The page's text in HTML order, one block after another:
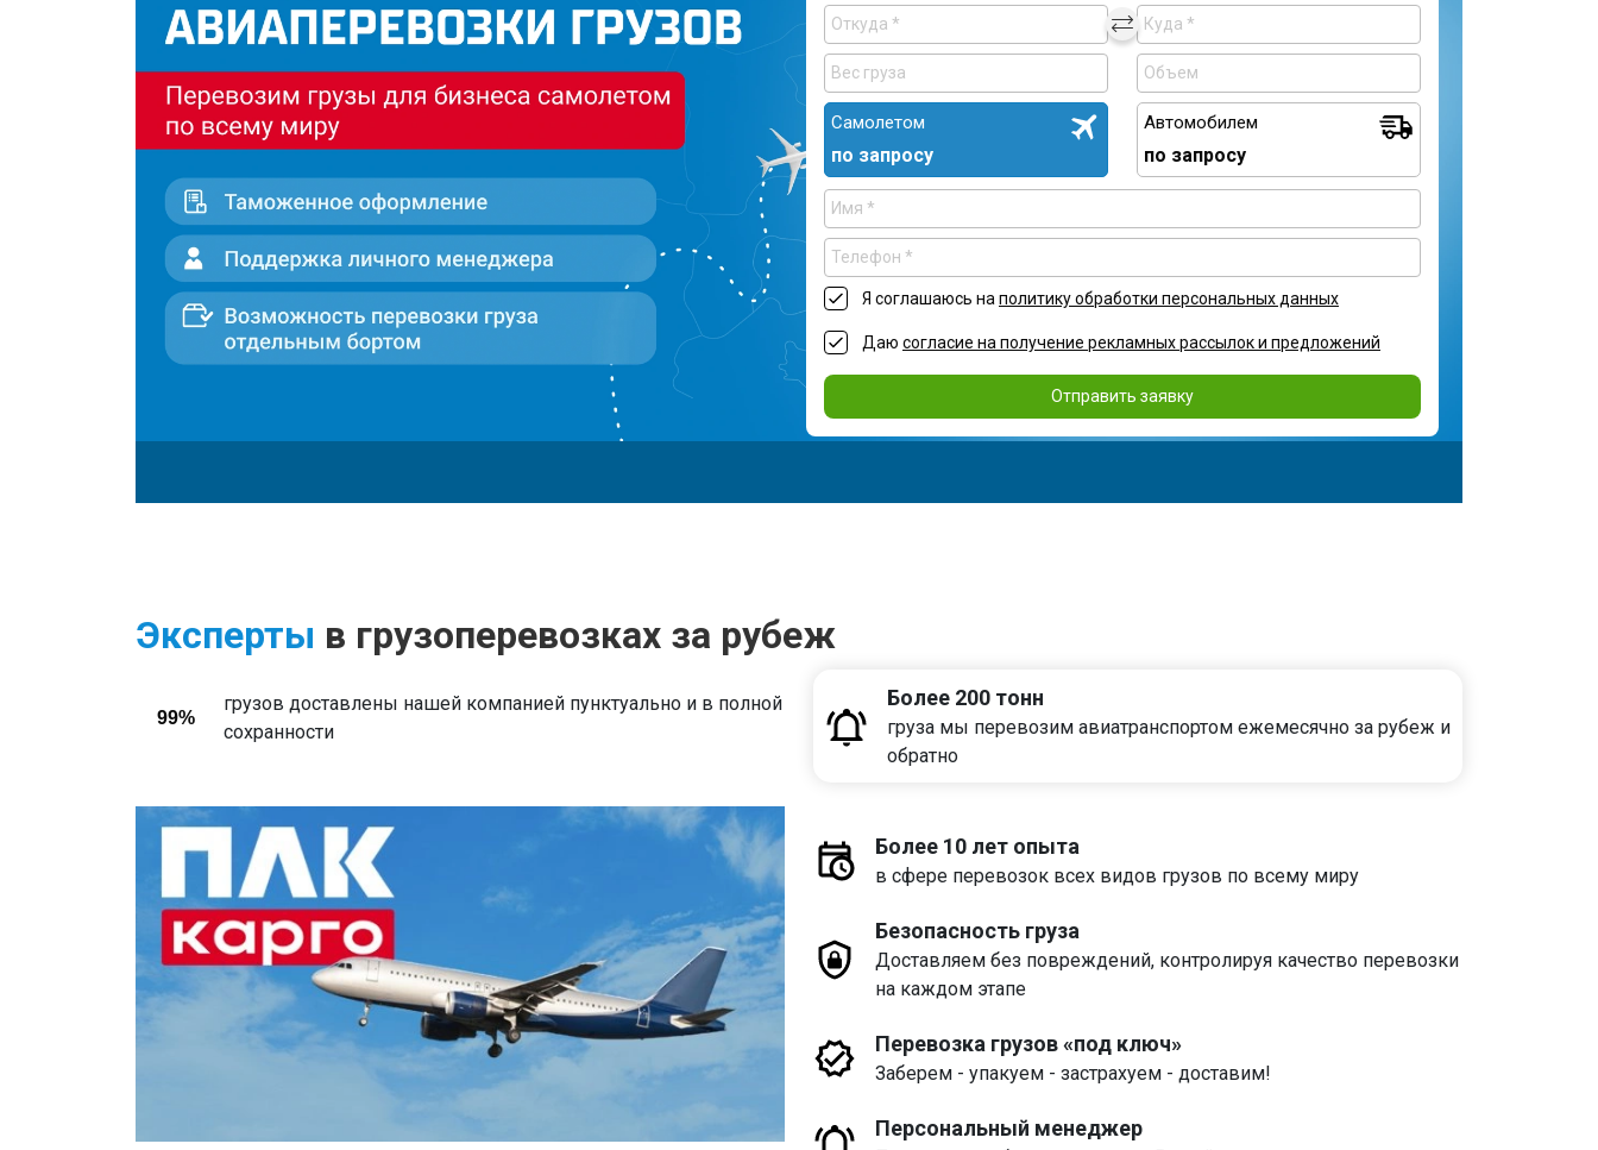
Самолетом
по запросу
Автомобилем
по запросу
Я соглашаюсь на политику обработки персональных данных
Даю согласие на получение рекламных рассылок и предложений
Отправить заявку
Эксперты в грузоперевозках за рубеж
99%
грузов доставлены нашей компанией пунктуально и в полной
сохранности
Более 200 тонн
груза мы перевозим авиатранспортом ежемесячно за рубеж и
обратно
Более 10 лет опыта
в сфере перевозок всех видов грузов по всему миру
Безопасность груза
Доставляем без повреждений, контролируя качество перевозки
на каждом этапе
Перевозка грузов «под ключ»
Заберем - упакуем - застрахуем - доставим!
Персональный менеджер